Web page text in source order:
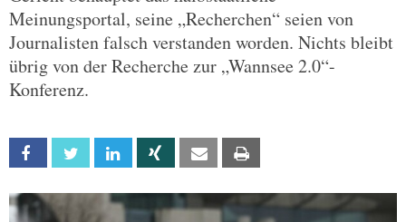
Meinungsportal, seine „Recherchen“ seien von
Journalisten falsch verstanden worden. Nichts bleibt
übrig von der Recherche zur „Wannsee 2.0“-
Konferenz.
Facebook Twitter Linkedin Xing Email